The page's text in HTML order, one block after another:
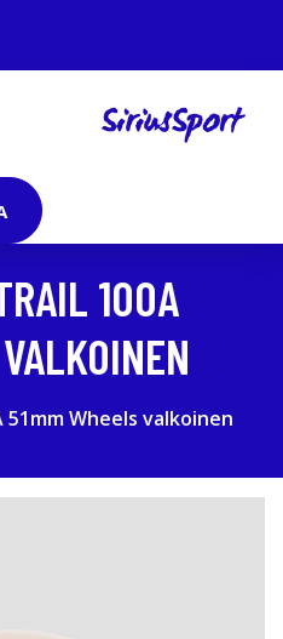
100A
Wheels valkoinen